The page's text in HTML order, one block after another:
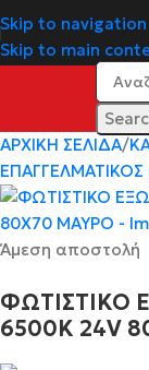
Skip to navigation
Skip to main
ΑΡΧΙΚΉ ΣΕΛΊΔΑ
Άμεση αποστολή
ΦΩΤΙΣΤΙΚΟ
6500K 24V